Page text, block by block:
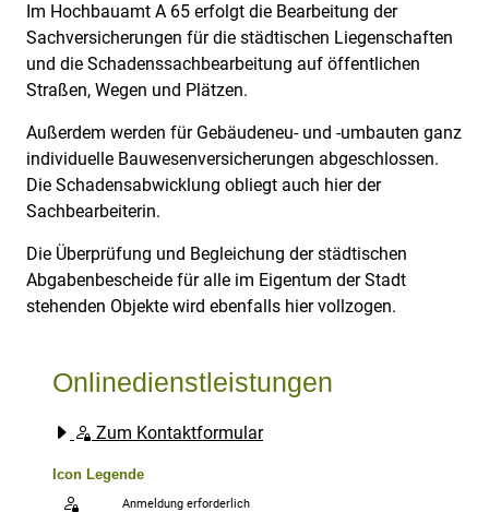
Beschreibung
Im Hochbauamt A 65 erfolgt die Bearbeitung der
Sachversicherungen für die städtischen Liegenschaften
und die Schadenssachbearbeitung auf öffentlichen
Straßen, Wegen und Plätzen.
Außerdem werden für Gebäudeneu- und -umbauten ganz
individuelle Bauwesenversicherungen abgeschlossen.
Die Schadensabwicklung obliegt auch hier der
Sachbearbeiterin.
Die Überprüfung und Begleichung der städtischen
Abgabenbescheide für alle im Eigentum der Stadt
stehenden Objekte wird ebenfalls hier vollzogen.
Onlinedienstleistungen
Zum Kontaktformular
Icon Legende
Anmeldung erforderlich